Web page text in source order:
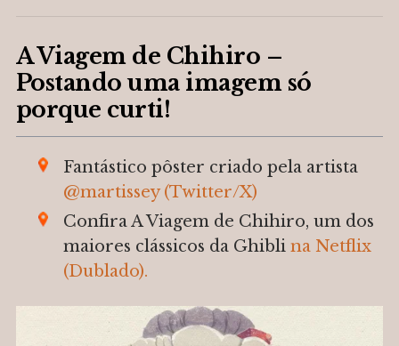
A Viagem de Chihiro –
Postando uma imagem só
porque curti!
Fantástico pôster criado pela artista
@martissey (Twitter/X)
Confira A Viagem de Chihiro, um dos
maiores clássicos da Ghibli na Netflix
(Dublado).